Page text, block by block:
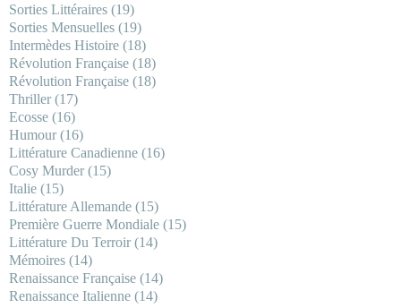
Sorties Littéraires (19)
Sorties Mensuelles (19)
Intermèdes Histoire (18)
Révolution Française (18)
Révolution Française (18)
Thriller(17)
Ecosse (16)
Humour(16)
Littérature Canadienne (16)
Cosy Murder(15)
Italie (15)
Littérature Allemande (15)
Première Guerre Mondiale (15)
Littérature Du Terroir(14)
Mémoires (14)
Renaissance Française (14)
Renaissance Italienne (14)